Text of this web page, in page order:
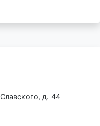
д. 44